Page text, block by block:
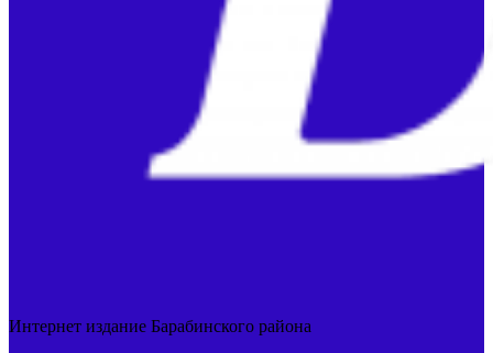
Интернет издание Барабинского района